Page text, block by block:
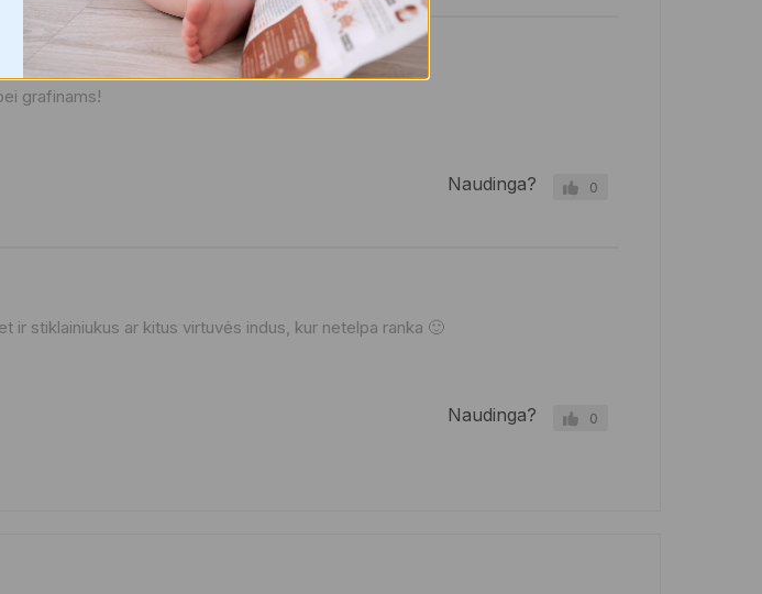
grafinams!
Naudinga? 0
ir stiklainiukus ar kitus virtuvės indus, kur netelpa ranka 🙂
Naudinga? 0